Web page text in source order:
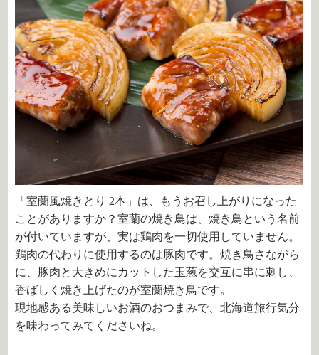
「室蘭風焼きとり 2本」は、もうお召し上がりになった
ことがありますか？室蘭の焼き鳥は、焼き鳥という名前
が付いていますが、実は鶏肉を一切使用していません。
鶏肉の代わりに使用するのは豚肉です。焼き鳥さながら
に、豚肉と大きめにカットした玉葱を交互に串に刺し、
香ばしく焼き上げたのが室蘭焼き鳥です。
現地感ある美味しいお酒のおつまみで、北海道旅行気分
を味わってみてくださいね。